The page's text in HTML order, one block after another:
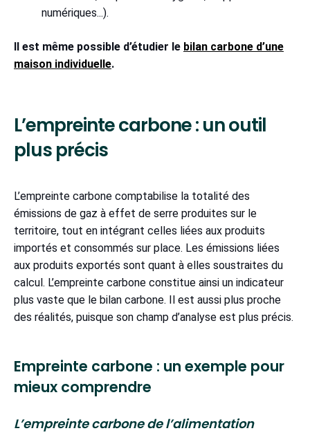
numériques...).
Il est même possible d’étudier le bilan carbone d’une
maison individuelle.
L’empreinte carbone : un outil
plus précis
L’empreinte carbone comptabilise la totalité des
émissions de gaz à effet de serre produites sur le
territoire, tout en intégrant celles liées aux produits
importés et consommés sur place. Les émissions liées
aux produits exportés sont quant à elles soustraites du
calcul. L’empreinte carbone constitue ainsi un indicateur
plus vaste que le bilan carbone. Il est aussi plus proche
des réalités, puisque son champ d’analyse est plus précis.
Empreinte carbone : un exemple pour
mieux comprendre
L’empreinte carbone de l’alimentation